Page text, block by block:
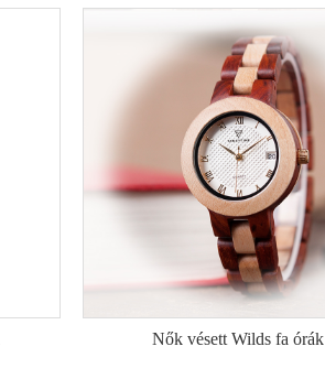
Nők vésett Wilds fa órák